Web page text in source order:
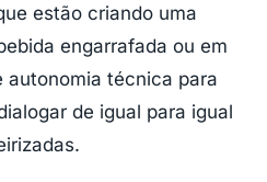
estão criando uma
engarrafada ou em
autonomia técnica para
de igual para igual